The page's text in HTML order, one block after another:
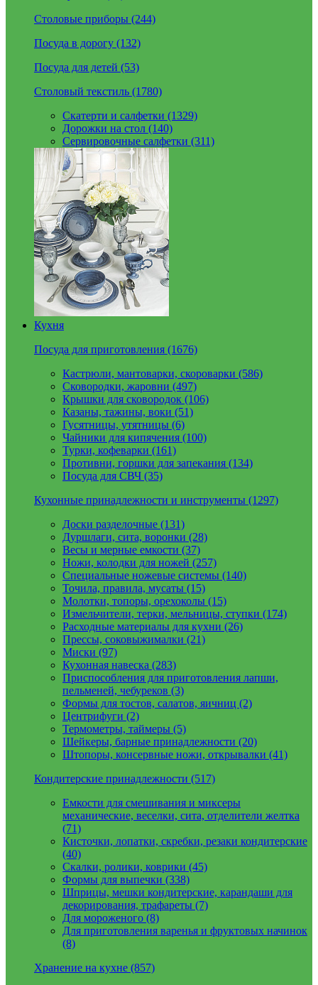
Столовые приборы (244)
Посуда в дорогу (132)
Посуда для детей (53)
Столовый текстиль (1780)
Скатерти и салфетки (1329)
Дорожки на стол (140)
Сервировочные салфетки (311)
Кухня
Посуда для приготовления (1676)
Кастрюли, мантоварки, скороварки (586)
Сковородки, жаровни (497)
Крышки для сковородок (106)
Казаны, тажины, воки (51)
Гусятницы, утятницы (6)
Чайники для кипячения (100)
Турки, кофеварки (161)
Противни, горшки для запекания (134)
Посуда для СВЧ (35)
Кухонные принадлежности и инструменты (1297)
Доски разделочные (131)
Дуршлаги, сита, воронки (28)
Весы и мерные емкости (37)
Ножи, колодки для ножей (257)
Специальные ножевые системы (140)
Точила, правила, мусаты (15)
Молотки, топоры, орехоколы (15)
Измельчители, терки, мельницы, ступки (174)
Расходные материалы для кухни (26)
Прессы, соковыжималки (21)
Миски (97)
Кухонная навеска (283)
Приспособления для приготовления лапши,
пельменей, чебуреков (3)
Формы для тостов, салатов, яичниц (2)
Центрифуги (2)
Термометры, таймеры (5)
Шейкеры, барные принадлежности (20)
Штопоры, консервные ножи, открывалки (41)
Кондитерские принадлежности (517)
Емкости для смешивания и миксеры
механические, веселки, сита, отделители желтка
(71)
Кисточки, лопатки, скребки, резаки кондитерские
(40)
Скалки, ролики, коврики (45)
Формы для выпечки (338)
Шприцы, мешки кондитерские, карандаши для
декорирования, трафареты (7)
Для мороженого (8)
Для приготовления варенья и фруктовых начинок
(8)
Хранение на кухне (857)